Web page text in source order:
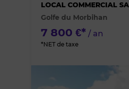
LOCAL COMMERCIAL
Golfe du Morbihan
7 800 €* / an
*NET de taxe